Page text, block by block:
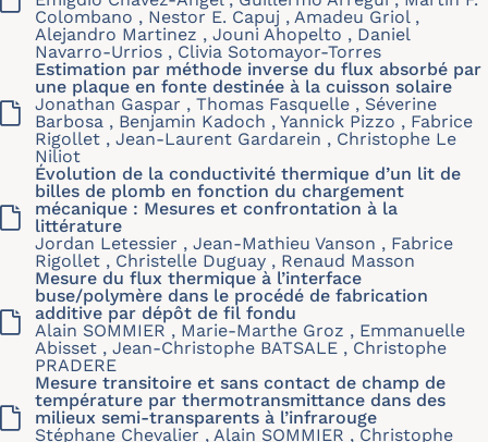
Colombano , Nestor E. Capuj , Amadeu Griol ,
Alejandro Martinez , Jouni Ahopelto , Daniel
Navarro-Urrios , Clivia Sotomayor-Torres
Estimation par méthode inverse du flux absorbé par
une plaque en fonte destinée à la cuisson solaire
Jonathan Gaspar , Thomas Fasquelle , Séverine
Barbosa , Benjamin Kadoch , Yannick Pizzo , Fabrice
Rigollet , Jean-Laurent Gardarein , Christophe Le
Niliot
Évolution de la conductivité thermique d’un lit de
billes de plomb en fonction du chargement
mécanique : Mesures et confrontation à la
littérature
Jordan Letessier , Jean-Mathieu Vanson , Fabrice
Rigollet , Christelle Duguay , Renaud Masson
Mesure du flux thermique à l’interface
buse/polymère dans le procédé de fabrication
additive par dépôt de fil fondu
Alain SOMMIER , Marie-Marthe Groz , Emmanuelle
Abisset , Jean-Christophe BATSALE , Christophe
PRADERE
Mesure transitoire et sans contact de champ de
température par thermotransmittance dans des
milieux semi-transparents à l’infrarouge
Stéphane Chevalier , Alain SOMMIER , Christophe